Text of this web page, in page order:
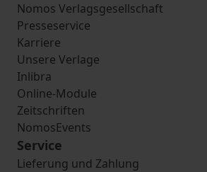
Nomos Verlagsgesellschaft
Presseservice
Karriere
Unsere Verlage
Inlibra
Online-Module
Zeitschriften
NomosEvents
Service
Lieferung und Zahlung